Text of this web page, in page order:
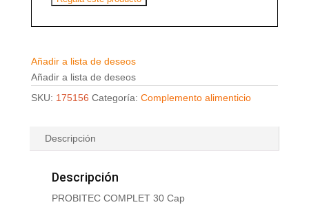
Añadir a lista de deseos
Añadir a lista de deseos
SKU: 175156 Categoría: Complemento alimenticio
Descripción
Descripción
PROBITEC COMPLET 30 Cap